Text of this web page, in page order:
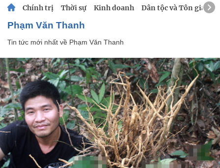
Chính trị Thời sự Kinh doanh Dân tộc và Tôn giáo
Phạm Văn Thanh
Tin tức mới nhất về Phạm Văn Thanh